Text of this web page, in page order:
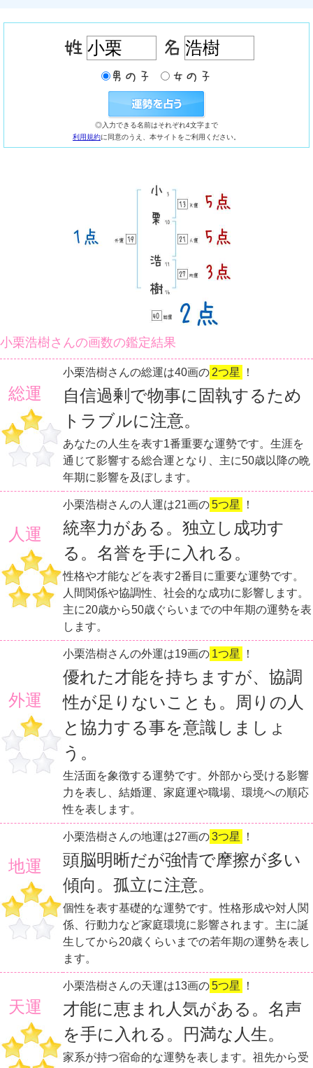
◎入力できる名前はそれぞれ4文字まで
利用規約に同意のうえ、本サイトをご利用ください。
小栗浩樹さんの画数の鑑定結果
総運
小栗浩樹さんの総運は40画の 2つ星 ！
自信過剰で物事に固執するため
トラブルに注意。
あなたの人生を表す1番重要な運勢です。生涯を
通じて影響する総合運となり、主に50歳以降の晩
年期に影響を及ぼします。
人運
小栗浩樹さんの人運は21画の5つ星 ！
統率力がある。独立し成功す
る。名誉を手に入れる。
性格や才能などを表す2番目に重要な運勢です。
人間関係や協調性、社会的な成功に影響します。
主に20歳から50歳ぐらいまでの中年期の運勢を表
します。
外運
小栗浩樹さんの外運は19画の 1つ星 ！
優れた才能を持ちますが、協調
性が足りないことも。周りの人
と協力する事を意識しましょ
う。
生活面を象徴する運勢です。外部から受ける影響
力を表し、結婚運、家庭運や職場、環境への順応
性を表します。
地運
小栗浩樹さんの地運は27画の3つ星 ！
頭脳明晰だが強情で摩擦が多い
傾向。孤立に注意。
個性を表す基礎的な運勢です。性格形成や対人関
係、行動力など家庭環境に影響されます。主に誕
生してから20歳くらいまでの若年期の運勢を表し
ます。
天運
小栗浩樹さんの天運は13画の5つ星 ！
才能に恵まれ人気がある。名声
を手に入れる。円満な人生。
家系が持つ宿命的な運勢を表します。祖先から受